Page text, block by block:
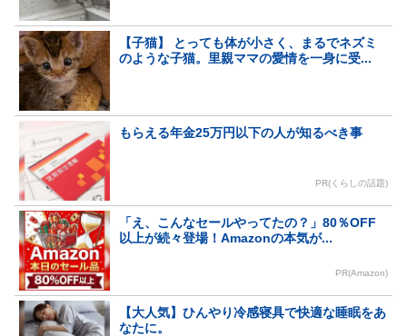
【子猫】 とっても体が小さく、まるでネズミ
のような子猫。里親ママの愛情を一身に受...
もらえる年金25万円以下の人が知るべき事
PR(くらしの話題)
「え、こんなセールやってたの？」80％OFF
以上が続々登場！Amazonの本気が...
PR(Amazon)
【大人気】ひんやり冷感寝具で快適な睡眠をあ
なたに。